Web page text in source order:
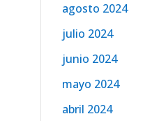
agosto 2024
julio 2024
junio 2024
mayo 2024
abril 2024